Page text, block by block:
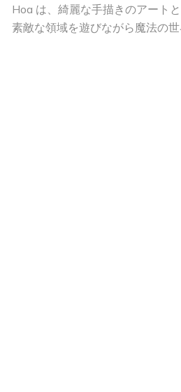
Hoa は、綺麗な手描きのアート
素敵な領域を遊びながら魔法の世